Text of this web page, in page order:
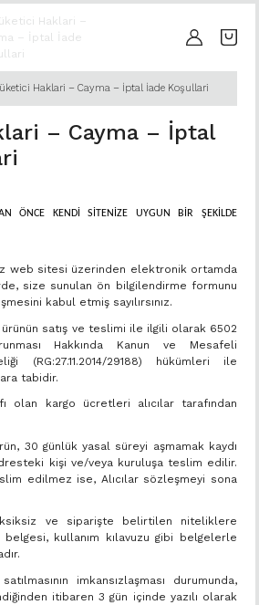
Haklari – Cayma – İptal İade Koşullari
– Cayma – İptal
ÖNCE KENDİ SİTENİZE UYGUN BİR ŞEKİLDE
web sitesi üzerinden elektronik ortamda
size sunulan ön bilgilendirme formunu
kabul etmiş sayılırsınız.
ürünün satış ve teslimi ile ilgili olarak 6502
Hakkında Kanun ve Mesafeli
(RG:27.11.2014/29188) hükümleri ile
tabidir.
olan kargo ücretleri alıcılar tarafından
30 günlük yasal süreyi aşmamak kaydı
kişi ve/veya kuruluşa teslim edilir.
edilmez ise, Alıcılar sözleşmeyi sona
ve siparişte belirtilen niteliklere
kullanım kılavuzu gibi belgelerle
imkansızlaşması durumunda,
itibaren 3 gün içinde yazılı olarak